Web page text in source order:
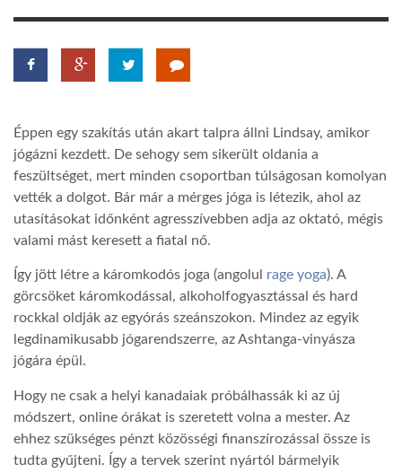
TROPICALMAGAZIN
GLOBOTV
AFRIKA TUDÁSTÁR
LINKTR.EE
Éppen egy szakítás után akart talpra állni Lindsay, amikor
jógázni kezdett. De sehogy sem sikerült oldania a
feszültséget, mert minden csoportban túlságosan komolyan
vették a dolgot. Bár már a mérges jóga is létezik, ahol az
utasításokat időnként agresszívebben adja az oktató, mégis
valami mást keresett a fiatal nő.
Így jött létre a káromkodós joga (angolul rage yoga). A
görcsöket káromkodással, alkoholfogyasztással és hard
rockkal oldják az egyórás szeánszokon. Mindez az egyik
legdinamikusabb jógarendszerre, az Ashtanga-vinyásza
jógára épül.
Hogy ne csak a helyi kanadaiak próbálhassák ki az új
módszert, online órákat is szeretett volna a mester. Az
ehhez szükséges pénzt közösségi finanszírozással össze is
tudta gyűjteni. Így a tervek szerint nyártól bármelyik